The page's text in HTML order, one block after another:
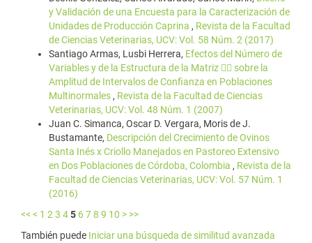
y Validación de una Encuesta para la Caracterización de
Unidades de Producción Caprina , Revista de la Facultad
de Ciencias Veterinarias, UCV: Vol. 58 Núm. 2 (2017)
Santiago Armas, Lusbi Herrera, Efectos del Número de
Variables y de la Estructura de la Matriz  sobre la
Amplitud de Intervalos de Confianza en Poblaciones
Multinormales, Revista de la Facultad de Ciencias
Veterinarias, UCV: Vol. 48 Núm. 1 (2007)
Juan C. Simanca, Oscar D. Vergara, Moris de J.
Bustamante, Descripción del Crecimiento de Ovinos
Santa Inés x Criollo Manejados en Pastoreo Extensivo
en Dos Poblaciones de Córdoba, Colombia , Revista de la
Facultad de Ciencias Veterinarias, UCV: Vol. 57 Núm. 1
(2016)
<< < 1 23 45 678 9 10 > >>
También puede Iniciar una búsqueda de similitud avanzada